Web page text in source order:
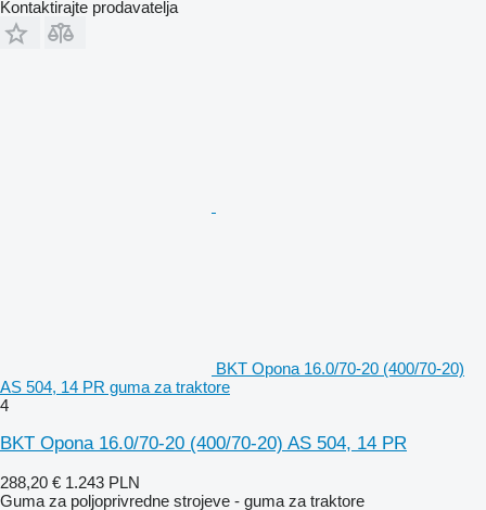
Kontaktirajte prodavatelja
BKT Opona 16.0/70-20 (400/70-20)
AS 504, 14 PR guma za traktore
4
BKT Opona 16.0/70-20 (400/70-20) AS 504, 14 PR
288,20 € 1.243 PLN
Guma za poljoprivredne strojeve - guma za traktore